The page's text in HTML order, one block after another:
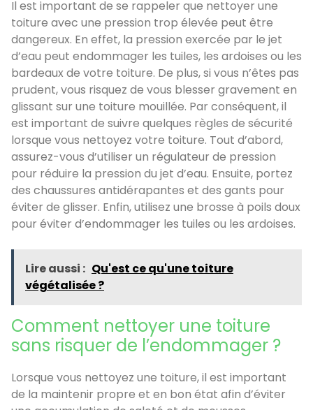
Il est important de se rappeler que nettoyer une
toiture avec une pression trop élevée peut être
dangereux. En effet, la pression exercée par le jet
d’eau peut endommager les tuiles, les ardoises ou les
bardeaux de votre toiture. De plus, si vous n’êtes pas
prudent, vous risquez de vous blesser gravement en
glissant sur une toiture mouillée. Par conséquent, il
est important de suivre quelques règles de sécurité
lorsque vous nettoyez votre toiture. Tout d’abord,
assurez-vous d’utiliser un régulateur de pression
pour réduire la pression du jet d’eau. Ensuite, portez
des chaussures antidérapantes et des gants pour
éviter de glisser. Enfin, utilisez une brosse à poils doux
pour éviter d’endommager les tuiles ou les ardoises.
Lire aussi : Qu'est ce qu'une toiture
végétalisée ?
Comment nettoyer une toiture
sans risquer de l’endommager ?
Lorsque vous nettoyez une toiture, il est important
de la maintenir propre et en bon état afin d’éviter